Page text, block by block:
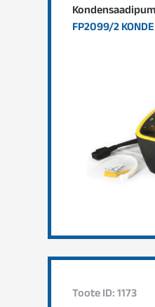
FP2099/2
Toote ID: 1173